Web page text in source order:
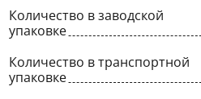
Количество в заводской
упаковке
Количество в транспортной
упаковке